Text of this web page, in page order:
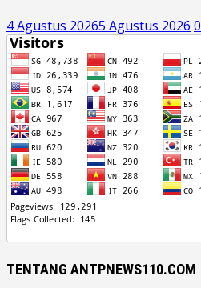
4 Agustus 20265 Agustus 2026 0
TENTANG ANTPNEWS110.COM